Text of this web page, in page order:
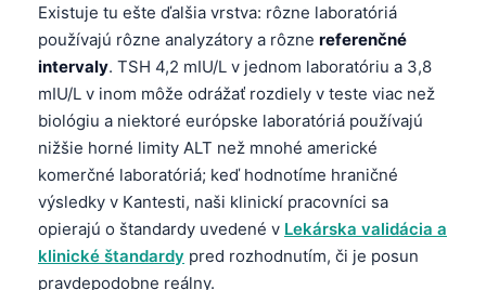
Existuje tu ešte ďalšia vrstva: rôzne laboratóriá
používajú rôzne analyzátory a rôzne referenčné
intervaly. TSH 4,2 mIU/L v jednom laboratóriu a 3,8
mIU/L v inom môže odrážať rozdiely v teste viac než
biológiu a niektoré európske laboratóriá používajú
nižšie horné limity ALT než mnohé americké
komerčné laboratóriá; keď hodnotíme hraničné
výsledky v Kantesti, naši klinickí pracovníci sa
opierajú o štandardy uvedené v Lekárska validácia a
klinické štandardy pred rozhodnutím, či je posun
pravdepodobne reálny.